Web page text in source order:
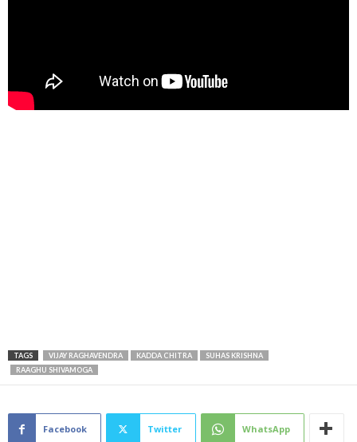
TAGS VIJAY RAGHAVENDRA KADDA CHITRA
SUHAS KRISHNA
RAAGHU SHIVAMOGA
Facebook Twitter WhatsApp